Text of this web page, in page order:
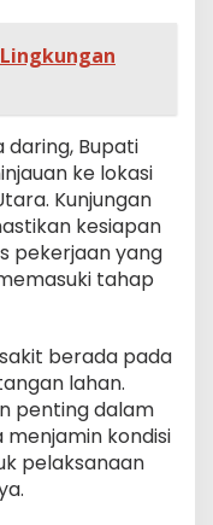
daring, Bupati
ke lokasi
Kunjungan
kesiapan
pekerjaan yang
tahap
berada pada
lahan.
penting dalam
kondisi
pelaksanaan